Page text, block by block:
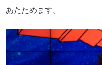
あたためます。